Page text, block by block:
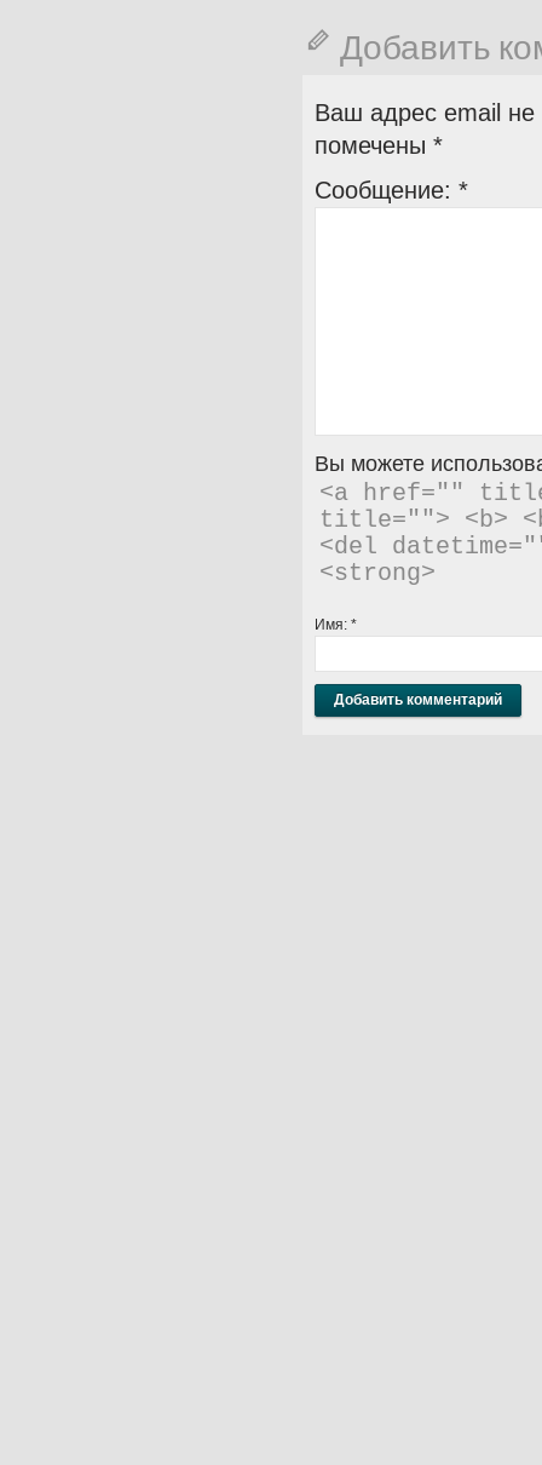
Добавить
Ваш адрес email не
помечены *
Сообщение: *
Вы можете
<a href=""
title=""> <b>
<del
<strong>
Имя: *